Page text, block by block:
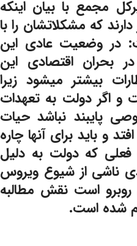
مجمع با بیان اینکه
که مشکلاتشان را با
در وضعیت عادی این
بحران اقتصادی این
بیشتر میشود زیرا
و اگر دولت به تعهدات
پایبند نباشد حیات
و باید برای آنها چاره
که دولت به دلیل
ناشی از شیوع ویروس
روبرو است نقش مطالبه
شده است.